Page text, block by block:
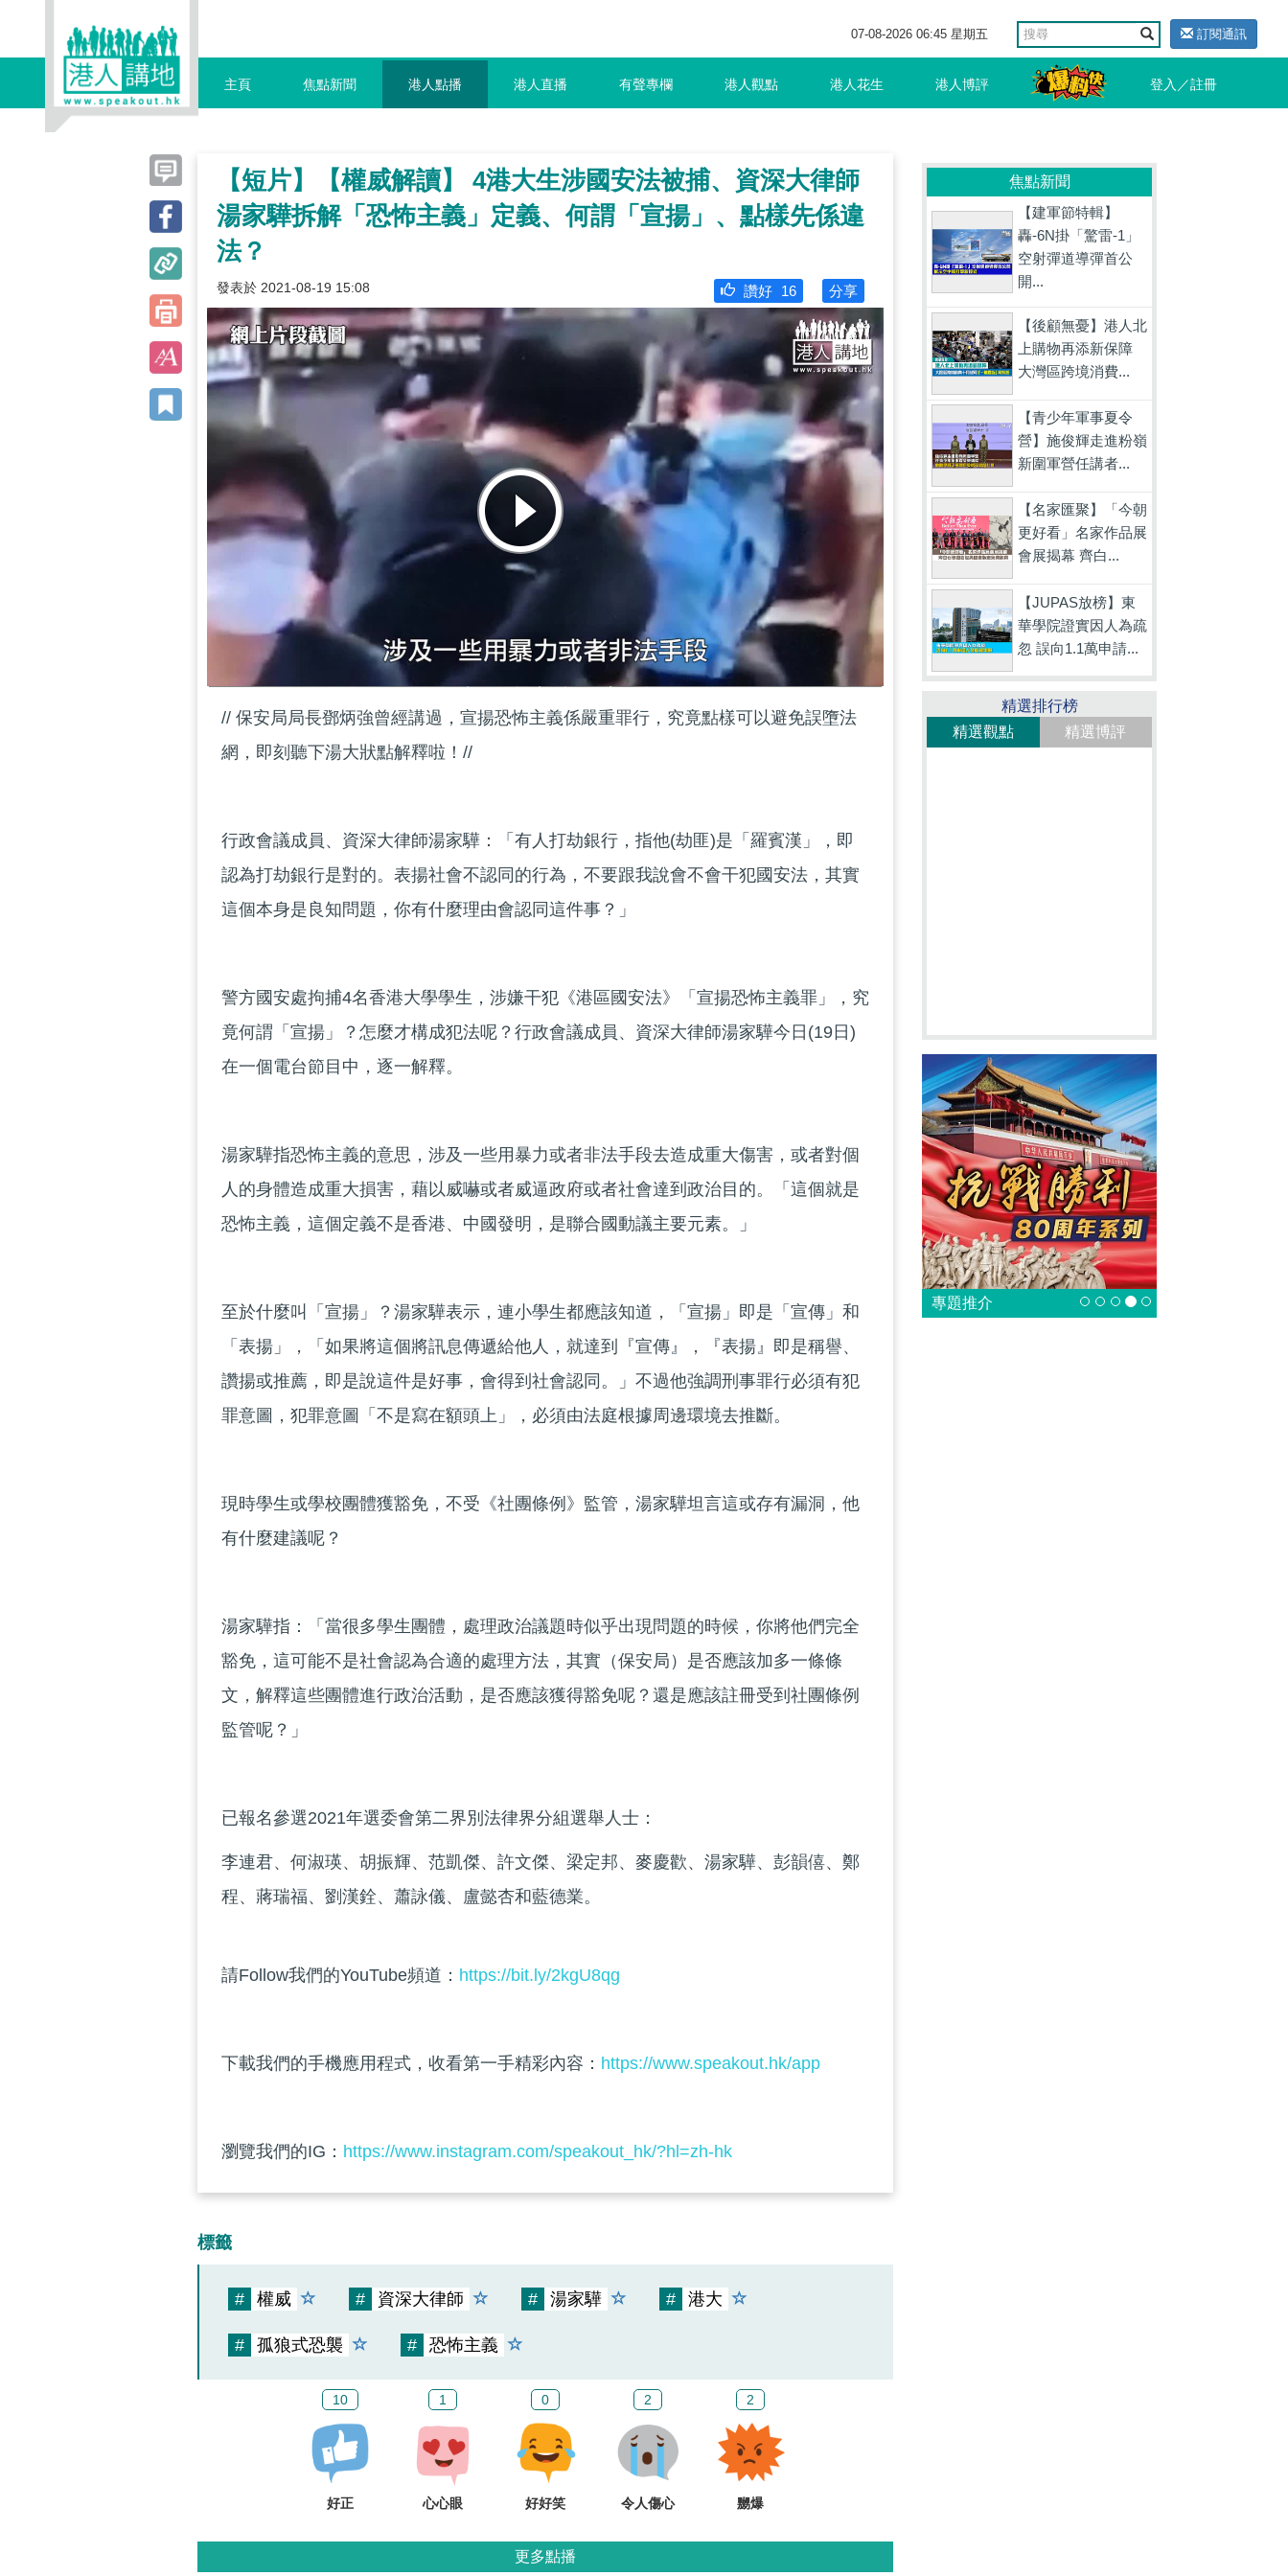
07-08-2026 06:45 星期五 訂閱通訊
主頁 焦點新聞 港人點播 港人直播 有聲專欄 港人觀點 港人花生 港人博評 登入／註冊
【短片】【權威解讀】 4港大生涉國安法被捕、資深大律師
湯家驊拆解「恐怖主義」定義、何謂「宣揚」、點樣先係違
法？
發表於 2021-08-19 15:08 分享
讚好 16
// 保安局局長鄧炳強曾經講過，宣揚恐怖主義係嚴重罪行，究竟點樣可以避免誤墮法
網，即刻聽下湯大狀點解釋啦！//
行政會議成員、資深大律師湯家驊：「有人打劫銀行，指他(劫匪)是「羅賓漢」，即
認為打劫銀行是對的。表揚社會不認同的行為，不要跟我說會不會干犯國安法，其實
這個本身是良知問題，你有什麼理由會認同這件事？」
警方國安處拘捕4名香港大學學生，涉嫌干犯《港區國安法》「宣揚恐怖主義罪」，究
竟何謂「宣揚」？怎麼才構成犯法呢？行政會議成員、資深大律師湯家驊今日(19日)
在一個電台節目中，逐一解釋。
湯家驊指恐怖主義的意思，涉及一些用暴力或者非法手段去造成重大傷害，或者對個
人的身體造成重大損害，藉以威嚇或者威逼政府或者社會達到政治目的。「這個就是
恐怖主義，這個定義不是香港、中國發明，是聯合國動議主要元素。」
至於什麼叫「宣揚」？湯家驊表示，連小學生都應該知道，「宣揚」即是「宣傳」和
「表揚」，「如果將這個將訊息傳遞給他人，就達到『宣傳』，『表揚』即是稱譽、
讚揚或推薦，即是說這件是好事，會得到社會認同。」不過他強調刑事罪行必須有犯
罪意圖，犯罪意圖「不是寫在額頭上」，必須由法庭根據周邊環境去推斷。
現時學生或學校團體獲豁免，不受《社團條例》監管，湯家驊坦言這或存有漏洞，他
有什麼建議呢？
湯家驊指：「當很多學生團體，處理政治議題時似乎出現問題的時候，你將他們完全
豁免，這可能不是社會認為合適的處理方法，其實（保安局）是否應該加多一條條
文，解釋這些團體進行政治活動，是否應該獲得豁免呢？還是應該註冊受到社團條例
監管呢？」
已報名參選2021年選委會第二界別法律界分組選舉人士：
李連君、何淑瑛、胡振輝、范凱傑、許文傑、梁定邦、麥慶歡、湯家驊、彭韻僖、鄭
程、蔣瑞福、劉漢銓、蕭詠儀、盧懿杏和藍德業。
請Follow我們的YouTube頻道： https://bit.ly/2kgU8qg
下載我們的手機應用程式，收看第一手精彩內容： https://www.speakout.hk/app
瀏覽我們的IG： https://www.instagram.com/speakout_hk/?hl=zh-hk
標籤
# 權威 # 資深大律師 # 湯家驊 # 港大
# 孤狼式恐襲 # 恐怖主義
10
好正
1
心心眼
0
好好笑
2
令人傷心
2
嬲爆
更多點播
焦點新聞
【建軍節特輯】
轟-6N掛「驚雷-1」
空射彈道導彈首公
開...
【後顧無憂】港人北
上購物再添新保障
大灣區跨境消費...
【青少年軍事夏令
營】施俊輝走進粉嶺
新圍軍營任講者...
【名家匯聚】「今朝
更好看」名家作品展
會展揭幕 齊白...
【JUPAS放榜】東
華學院證實因人為疏
忽 誤向1.1萬申請...
精選排行榜
精選觀點
精選博評
專題推介